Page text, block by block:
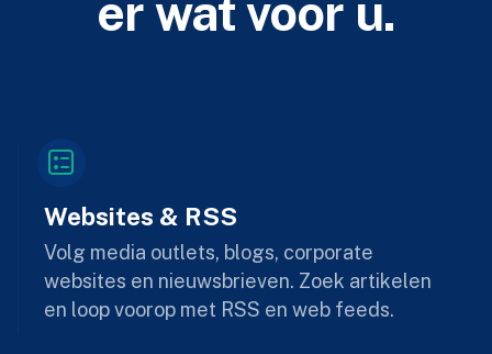
er wat voor u.
Websites & RSS
Volg media outlets, blogs, corporate
websites en nieuwsbrieven. Zoek artikelen
en loop voorop met RSS en web feeds.